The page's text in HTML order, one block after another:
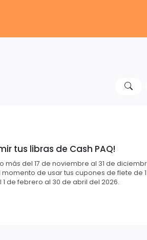
tus libras de Cash PAQ!
más del 17 de noviembre al 31 de
de usar tus cupones de flete de 1
de febrero al 30 de abril del 2026.